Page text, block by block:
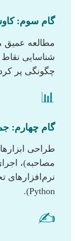
گام سوم:
مطالعه عمیق
شناسایی
چگونگی پر
📊
گام چهارم:
طراحی
مصاحبه)،
Python).
✍️